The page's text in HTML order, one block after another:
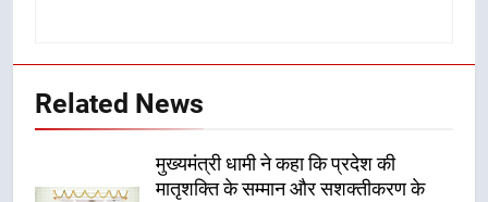
Related News
मुख्यमंत्री धामी ने कहा कि प्रदेश की
मातृशक्ति के सम्मान और सशक्तीकरण के